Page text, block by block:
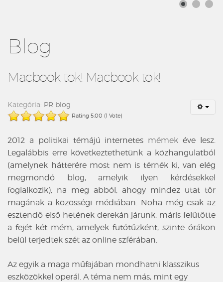
Blog
Macbook tok! Macbook tok!
Kategória: PR blog
Rating 5.00 (1 Vote)
2012 a politikai témájú internetes mémekéve lesz.
Legalábbis erre következtethetünk a közhangulatból
(amelynek hátterére most nem is térnék ki, van elég
megmondó blog, amelyik ilyen kérdésekkel
foglalkozik), na meg abból, ahogy mindez utat tör
magának a közösségi médiában. Noha még csak az
esztendő első hetének derekán járunk, máris felütötte
a fejét két mém, amelyek futótűzként, szinte órákon
belül terjedtek szét az online szférában.
Az egyik a maga műfajában mondhatni klasszikus
eszközökkel operál. A téma nem más, mint egy